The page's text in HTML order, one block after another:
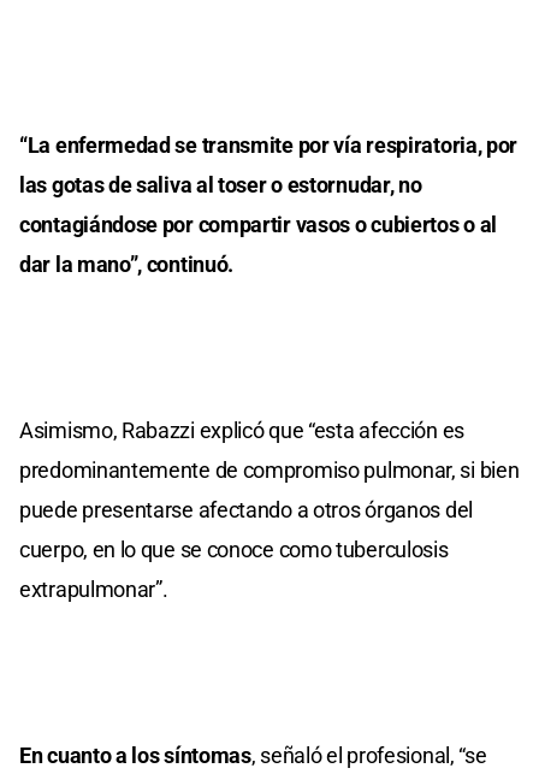
“La enfermedad se transmite por vía respiratoria, por
las gotas de saliva al toser o estornudar, no
contagiándose por compartir vasos o cubiertos o al
dar la mano”, continuó.
Asimismo, Rabazzi explicó que “esta afección es
predominantemente de compromiso pulmonar, si bien
puede presentarse afectando a otros órganos del
cuerpo, en lo que se conoce como tuberculosis
extrapulmonar”.
En cuanto a los síntomas, señaló el profesional, “se